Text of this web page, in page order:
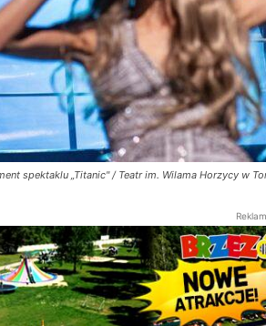
spektaklu „Titanic" / Teatr im. Wilama Horzycy w